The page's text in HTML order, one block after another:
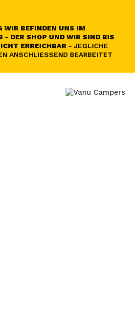
WIR BEFINDEN UNS IM
- DER SHOP UND WIR SIND BIS
ERREICHBAR - JEGLICHE
ANSCHLIESSEND BEARBEITET